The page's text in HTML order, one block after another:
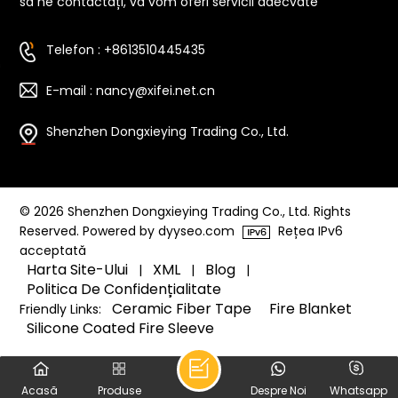
brichetă de pipe este setat să devină o parte
Creșteți-vă experiența cu pipe cu acest însoțitor
Telefon : +8613510445435
E-mail : nancy@xifei.net.cn
Shenzhen Dongxieying Trading Co., Ltd.
© 2026 Shenzhen Dongxieying Trading Co., Ltd. Rights
Reserved. Powered by dyyseo.com
Rețea IPv6
acceptată
Harta Site-Ului | XML | Blog |
Politica De Confidențialitate
Friendly Links: Ceramic Fiber Tape
Fire Blanket
Silicone Coated Fire Sleeve
Acasă Produse Whatsapp
Despre Noi